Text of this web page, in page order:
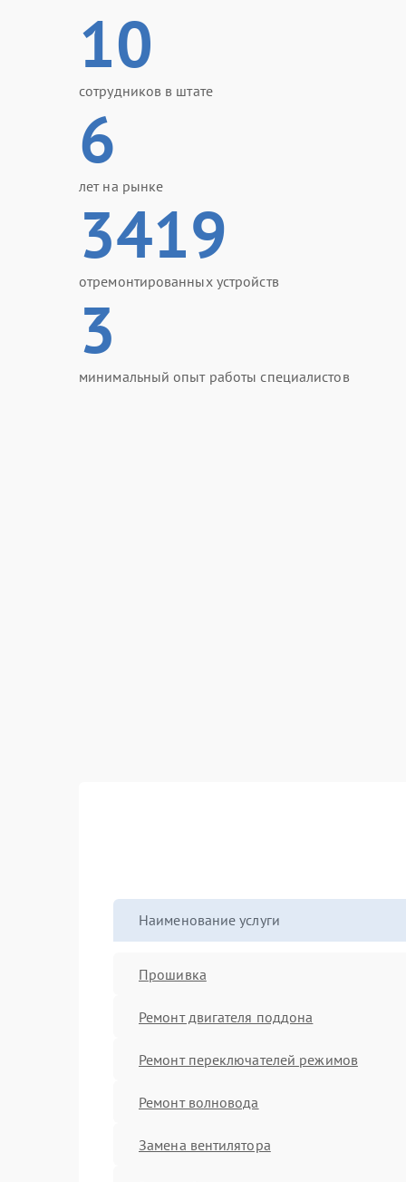
10
сотрудников в штате
6
лет на рынке
3419
отремонтированных устройств
3
минимальный опыт работы специалистов
Наименование услуги
Прошивка
Ремонт двигателя поддона
Ремонт переключателей режимов
Ремонт волновода
Замена вентилятора